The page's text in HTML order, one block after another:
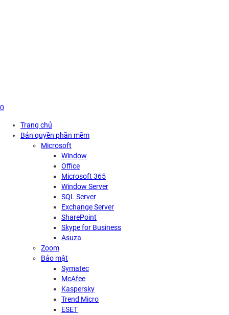
0
Trang chủ
Bản quyền phần mềm
Microsoft
Window
Office
Microsoft 365
Window Server
SQL Server
Exchange Server
SharePoint
Skype for Business
Asuza
Zoom
Bảo mật
Symatec
McAfee
Kaspersky
Trend Micro
ESET